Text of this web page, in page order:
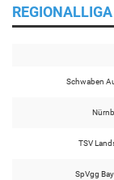
Schwaben
TSV
SpVgg